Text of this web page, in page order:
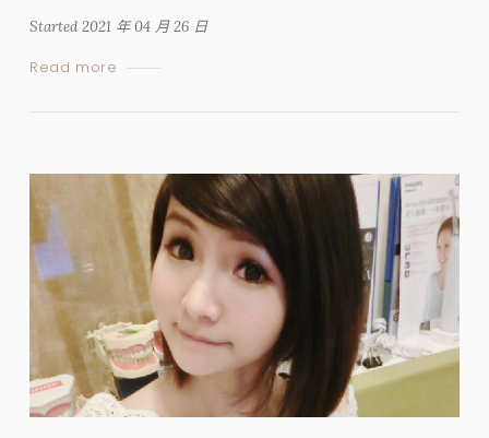
Started2021 年 04 月 26 日
Read more